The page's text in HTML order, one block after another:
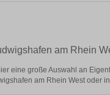
am Rhein
eine große Auswahl an
am Rhein West oder in